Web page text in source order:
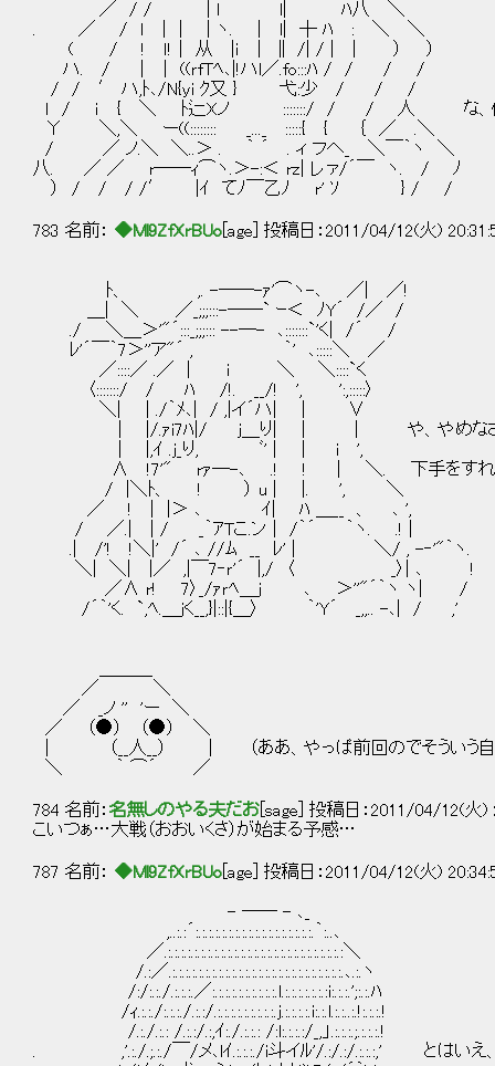
／ / / | l l| ﾊ八 ＼
. ／ / ｌ | | | ヽ. | l| ┼ ﾊ : ＼ ＼
( / ! ｌ!｜ 从 |i ｜ ∥ /| / | | ） ）
ハ. / ｜ ｜ ((ｒfTﾍ､|!ハl／.fo:::ﾊ / / / /
/ / ′ ハ,ﾄ､/N{yi ｸ又 } 弋:少 / / /
ｌ / ｉ { ＼ ﾄ辷Xノ :::::::/ / / 人 な、何だかわ
Υ ＼,＼ ー((:::::::: _..._ :::::{ { ｛ ／ .＼
/ ／ ノ.＼ ＼..＞ . ｀ ´ . ィ フへ_ ＼￣｀ヽ ＼
八. ／ ／ r──ｨ⌒ヽ.＞-:＜ rz| レァ/´￣ ヽ. / ﾉ
） / / / /′ |ｲ てﾉ￣乙ﾉ r' ｿ } / /
783 名前： ◆Ml9ZfXrBUo [age] 投稿日：2011/04/12(火)
ﾄ、 ,. -──-ｧ'⌒ヽ-､ ／| ／!
＿| ＼ ／_;;;:::-──` ｰ＜ ﾉY´ /／ /
./ ＼＿＞'"´:::_;;;::: --─- ､:::::::`'く| /´ /
ﾚ'´￣｀7＞''ア"´ , ｀' ､:::::＼ ／
／::::／ .／ | i ＼ ＼::::`く
〈:::::::/ / ﾊ /!. __/! ', ':,:::::〉
＼| | ./｀ﾒ､| / ,|イ´ハ| | ∨
| |/.ｧi7ﾊ|/ j＿り| | | や、やめなさい！ この
| |,ｲ .j_り, ﾞ' | | i ',
∧ !7'" rｧ─-､ .! ! | ＼. 下手をすればイメージを
/ |＼ﾄ、 ! ） u | |. ', ＼
／ ! | |＞ ､ ｲ| ﾊ ＿__ 、 ､ ',
/ ／.| | / _｀ｱTこ.ン | /｀´ ｀ヽ. .! |
.| /'! !＼|' /´ ､ //ﾑ __ ﾚ' | ＼/ , -‐'"｀ヽ.
＼| ＼| |／ ,|￣7‐ｒ'´ |,/ 〈 _〉| ､ !
／∧ r! 7〉_/ｧｒﾍ＿ｊ ､ ＞''"´｀ヽ ヽ| /
/´｀'く. `,ﾍ.＿jく__,}|::|{＿〉 ｀'Y´ _,,.. -､| / ,'
／ ＼
／ _ノ '' 'ー ＼
／ （●） （●） ＼
| （__人__） | （ああ、やっぱ前回のでそういう自
＼ ｀ ⌒´ ／
784 名前： 名無しのやる夫だお [sage] 投稿日：2011/04/12(火)
こいつぁ…大戦（おおいくさ）が始まる予感…
787 名前： ◆Ml9ZfXrBUo [age] 投稿日：2011/04/12(火)
- ―― - ､_
,..:.:´:.:.:.:.:.:.:.:.:.:.:.:.:.:.:.:.:.:.｀:..､
／.:.:.:.:.:.:.:.:.:.:.:.:.:.:.:.:.:.:.:.:.:.:.:.:.:.:.:＼
/.:／.:.:.:.:.:.:.:.:.:.:.:.:.:.:.:.:.:.:.:.:.:.:.:.:.:.:.､.:.ヽ
/:/:.:./.:.:.:.／:.:.:.:.:.:.:.:.:.:.l.:.:.:.:.:.:.:i:.:.:.';:.:.ﾊ
/ｨ.:.:./:.:.:./.:.:/.:.:.:.:.:.:.:.:.:.j.:.:.:.:.i:.:.l.:.:..:.!:.:.:.!
/.:./.:.: /.:.:/.:,ｲ:./.:.:.: /:l:.:.:.:/_,」.:.:.:.;.:.:.:.!
. ,'.:./.;.:./￣/メ､lｲ.:.:.:./i斗イﾙ'/.:/.:/.:.:.:,' とはいえ、早